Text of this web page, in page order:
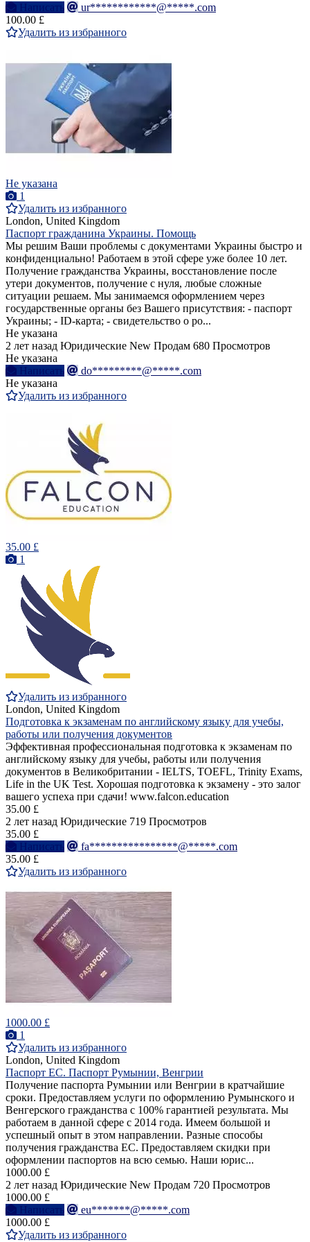
Написать
ur************@*****.com
100.00 £
Удалить из избранного
Не указана
1
Удалить из избранного
London, United Kingdom
Паспорт гражданина Украины. Помощь
Мы решим Ваши проблемы с документами Украины быстро и
конфиденциально! Работаем в этой сфере уже более 10 лет.
Получение гражданства Украины, восстановление после
утери документов, получение с нуля, любые сложные
ситуации решаем. Мы занимаемся оформлением через
государственные органы без Вашего присутствия: - паспорт
Украины; - ID-карта; - свидетельство о ро...
Не указана
2 лет назад Юридические New Продам 680 Просмотров
Не указана
Написать
do*********@*****.com
Не указана
Удалить из избранного
35.00 £
1
Удалить из избранного
London, United Kingdom
Подготовка к экзаменам по английскому языку для учебы,
работы или получения документов
Эффективная профессиональная подготовка к экзаменам по
английскому языку для учебы, работы или получения
документов в Великобритании - IELTS, TOEFL, Trinity Exams,
Life in the UK Test. Хорошая подготовка к экзамену - это залог
вашего успеха при сдачи! www.falcon.education
35.00 £
2 лет назад Юридические 719 Просмотров
35.00 £
Написать
fa****************@*****.com
35.00 £
Удалить из избранного
1000.00 £
1
Удалить из избранного
London, United Kingdom
Паспорт ЕС. Паспорт Румынии, Венгрии
Получение паспорта Румынии или Венгрии в кратчайшие
сроки. Предоставляем услуги по оформлению Румынского и
Венгерского гражданства с 100% гарантией результата. Мы
работаем в данной сфере с 2014 года. Имеем большой и
успешный опыт в этом направлении. Разные способы
получения гражданства ЕС. Предоставляем скидки при
оформлении паспортов на всю семью. Наши юрис...
1000.00 £
2 лет назад Юридические New Продам 720 Просмотров
1000.00 £
Написать
eu*******@*****.com
1000.00 £
Удалить из избранного